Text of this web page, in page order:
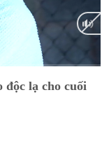
lạ cho cuối